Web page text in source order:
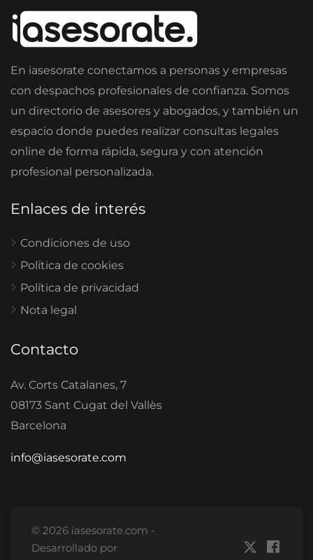
En iasesorate conectamos a personas y empresas
con despachos profesionales de confianza. Somos
un directorio de asesores y abogados, y también un
espacio donde puedes realizar consultas legales
online de forma rápida, segura y con atención
profesional personalizada.
Enlaces de interés
Condiciones de uso
Política de cookies
Política de privacidad
Nota legal
Contacto
Av. Corts Catalanes, 7
08173 Sant Cugat del Vallès
Barcelona
info@iasesorate.com
© 2026 iasesorate.com -
Desarrollado por